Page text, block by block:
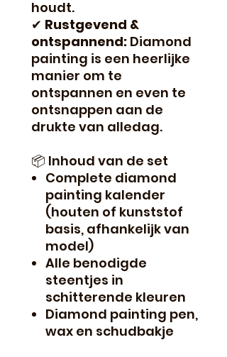
houdt.
✔ Rustgevend &
ontspannend: Diamond
painting is een heerlijke
manier om te
ontspannen en even te
ontsnappen aan de
drukte van alledag.
📦 Inhoud van de set
Complete diamond
painting kalender
(houten of kunststof
basis, afhankelijk van
model)
Alle benodigde
steentjes in
schitterende kleuren
Diamond painting pen,
wax en schudbakje